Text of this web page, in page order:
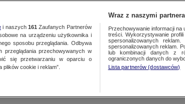
i naszych 161 Zaufanych Partnerów
na urządzeniu użytkownika i
sposobu przeglądania. Odbywa
przechowywanych w
się przetwarzaniu w oparciu o
cookie i reklam”.
Wraz z naszymi
Przechowywanie informacji
treści. Wykorzystywanie
spersonalizowanych
spersonalizowanych reklam.
lub kombinacji danych z
ograniczonych danych do
Lista partnerów (dostawców)